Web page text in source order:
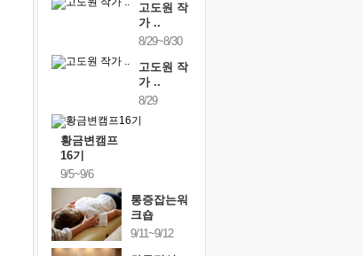
고도원 작
가 ..
8/29~8/30
고도원 작
가 ..
8/29
황금변캠프
16기
9/5~9/6
통증잡는워
크숍
9/11~9/12